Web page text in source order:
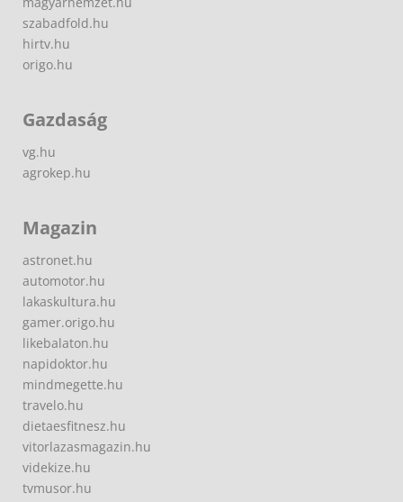
szabadfold.hu
hirtv.hu
origo.hu
Gazdaság
vg.hu
agrokep.hu
Magazin
astronet.hu
automotor.hu
lakaskultura.hu
gamer.origo.hu
likebalaton.hu
napidoktor.hu
mindmegette.hu
travelo.hu
dietaesfitnesz.hu
vitorlazasmagazin.hu
videkize.hu
tvmusor.hu